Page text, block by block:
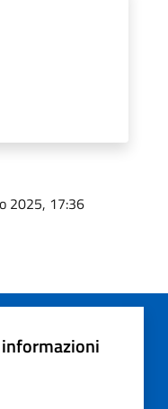
2025, 17:36